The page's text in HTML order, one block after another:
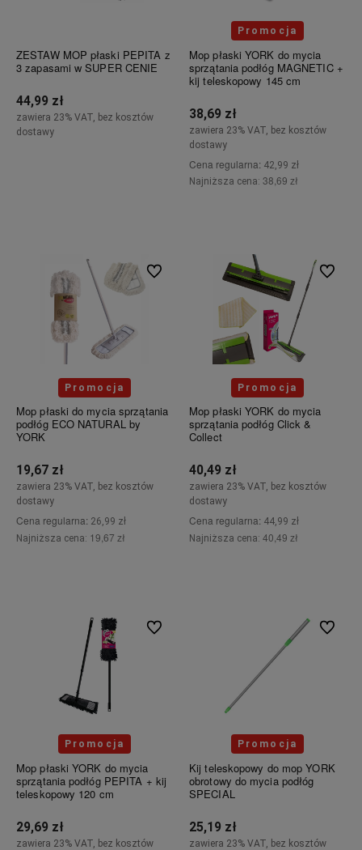
ZESTAW MOP płaski PEPITA z
3 zapasami w SUPER CENIE
44,99 zł
zawiera 23% VAT, bez kosztów
dostawy
Promocja
Mop płaski YORK do mycia
sprzątania podłóg MAGNETIC +
kij teleskopowy 145 cm
38,69 zł
zawiera 23% VAT, bez kosztów
dostawy
Cena regularna: 42,99 zł
Najniższa cena: 38,69 zł
Promocja
Mop płaski do mycia sprzątania
podłóg ECO NATURAL by
YORK
19,67 zł
zawiera 23% VAT, bez kosztów
dostawy
Cena regularna: 26,99 zł
Najniższa cena: 19,67 zł
Do ulubionych
Promocja
Mop płaski YORK do mycia
sprzątania podłóg Click &
Collect
40,49 zł
zawiera 23% VAT, bez kosztów
dostawy
Cena regularna: 44,99 zł
Najniższa cena: 40,49 zł
Do
Promocja
Mop płaski YORK do mycia
sprzątania podłóg PEPITA + kij
teleskopowy 120 cm
29,69 zł
zawiera 23% VAT, bez kosztów
Do ulubionych
Promocja
Kij teleskopowy do mop YORK
obrotowy do mycia podłóg
SPECIAL
25,19 zł
zawiera 23% VAT, bez kosztów
Do